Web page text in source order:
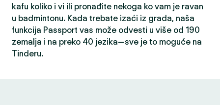
kafu koliko i vi ili pronađite nekoga ko vam je ravan
u badmintonu. Kada trebate izaći iz grada, naša
funkcija Passport vas može odvesti u više od 190
zemalja i na preko 40 jezika—sve je to moguće na
Tinderu.